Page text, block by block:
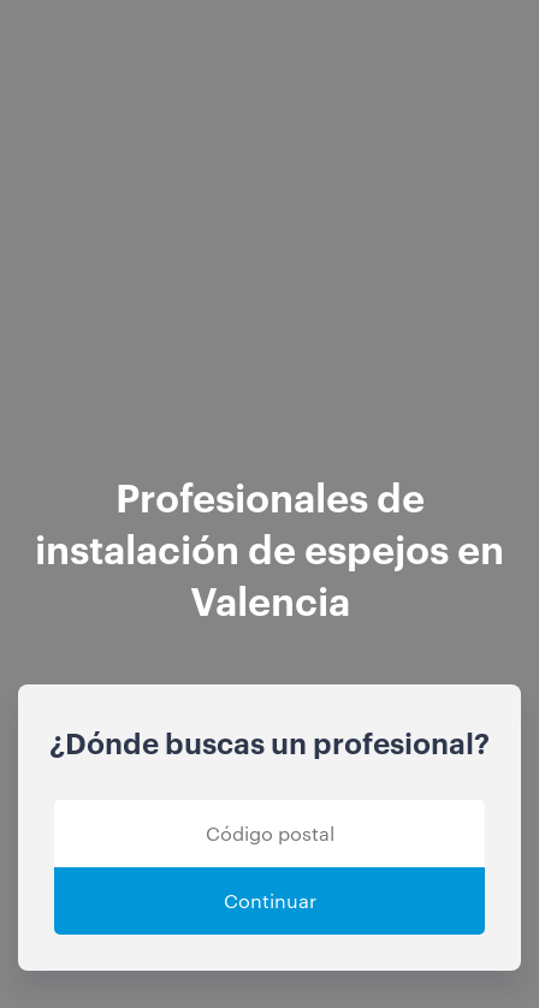
Profesionales de
instalación de espejos en
Valencia
¿Dónde buscas un profesional?
Continuar